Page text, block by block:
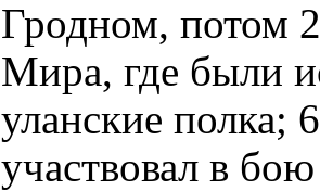
Гродном, потом
Мира, где были
уланские полка;
участвовал в